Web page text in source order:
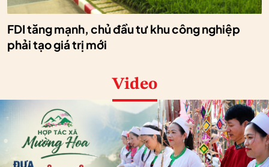
FDI tăng mạnh, chủ đầu tư khu công nghiệp
phải tạo giá trị mới
Video